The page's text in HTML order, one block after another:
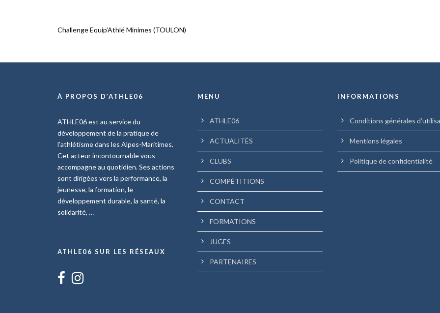
Challenge Equip’Athlé Minimes (TOULON)
À PROPOS D’ATHLE06
ATHLE06 est au service du
développement de la pratique de
l’athlétisme dans les Alpes-Maritimes.
Cet acteur incontournable vous
accompagne au quotidien. Ses actions
sont dirigées vers la performance, la
jeunesse, la formation, le
développement durable, la santé, la
solidarité, …
ATHLE06 SUR LES RÉSEAUX
MENU
ATHLE06
ACTUALITÉS
CLUBS
COMPÉTITIONS
CONTACT
FORMATIONS
JUGES
PARTENAIRES
INFORMATIONS
Conditions générales
Mentions légales
Politique de confidentialité